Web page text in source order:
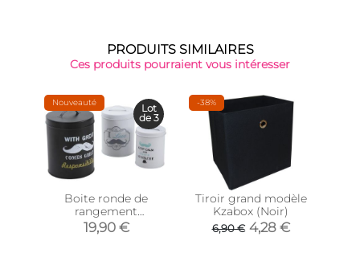
PRODUITS SIMILAIRES
Ces produits pourraient vous intéresser
Nouveauté
Boite ronde de
rangement
Moustache (Lot de 3)
19,90 €
Lot
de 3
-38%
Tiroir grand modèle
Kzabox (Noir)
6,90 € 4,28 €